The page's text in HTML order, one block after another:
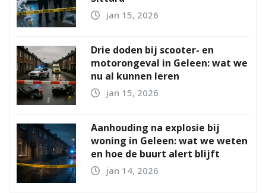
jan 15, 2026
Drie doden bij scooter- en
motorongeval in Geleen: wat we
nu al kunnen leren
jan 15, 2026
Aanhouding na explosie bij
woning in Geleen: wat we weten
en hoe de buurt alert blijft
jan 14, 2026